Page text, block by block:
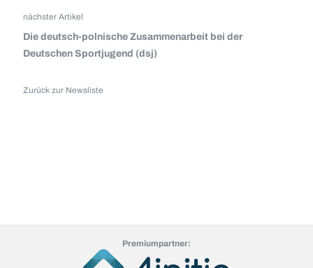
nächster Artikel
Die deutsch-polnische Zusammenarbeit bei der
Deutschen Sportjugend (dsj)
Zurück zur Newsliste
Premiumpartner: